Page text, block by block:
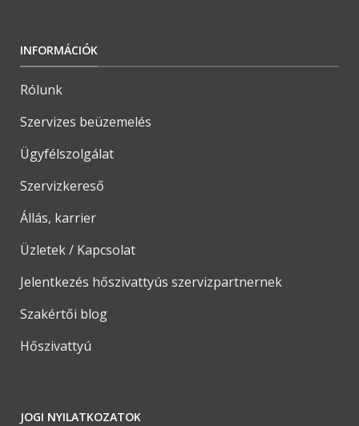
INFORMÁCIÓK
Rólunk
Szervizes beüzemelés
Ügyfélszolgálat
Szervizkereső
Állás, karrier
Üzletek / Kapcsolat
Jelentkezés hőszivattyús szervizpartnernek
Szakértői blog
Hőszivattyú
JOGI NYILATKOZATOK